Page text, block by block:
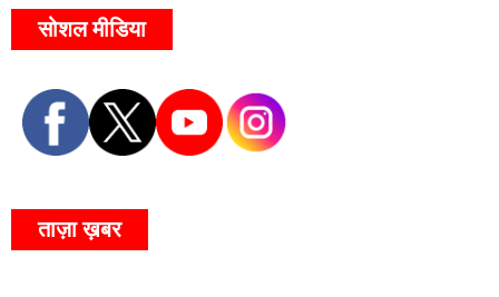
सोशल मीडिया
ताज़ा ख़बर